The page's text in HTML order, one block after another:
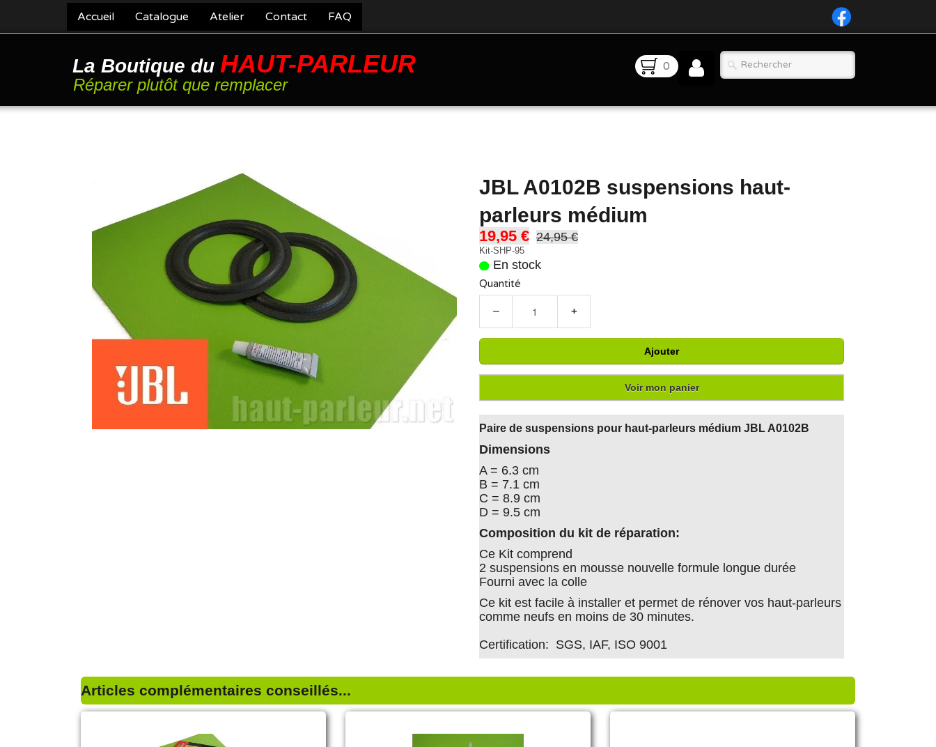
Accueil Catalogue Atelier Contact FAQ
La Boutique du HAUT-PARLEUR
Réparer plutôt que remplacer
0
JBL A0102B suspensions haut-
parleurs médium
19,95 € 24,95 €
Kit-SHP-95
En stock
Quantité
− +
Ajouter
Voir mon panier
Paire de suspensions pour haut-parleurs médium JBL A0102B
Dimensions
A = 6.3 cm
B = 7.1 cm
C = 8.9 cm
D = 9.5 cm
Composition du kit de réparation:
Ce Kit comprend
2 suspensions en mousse nouvelle formule longue durée
Fourni avec la colle
Ce kit est facile à installer et permet de rénover vos haut-parleurs
comme neufs en moins de 30 minutes.
Certification: SGS, IAF, ISO 9001
Articles complémentaires conseillés...